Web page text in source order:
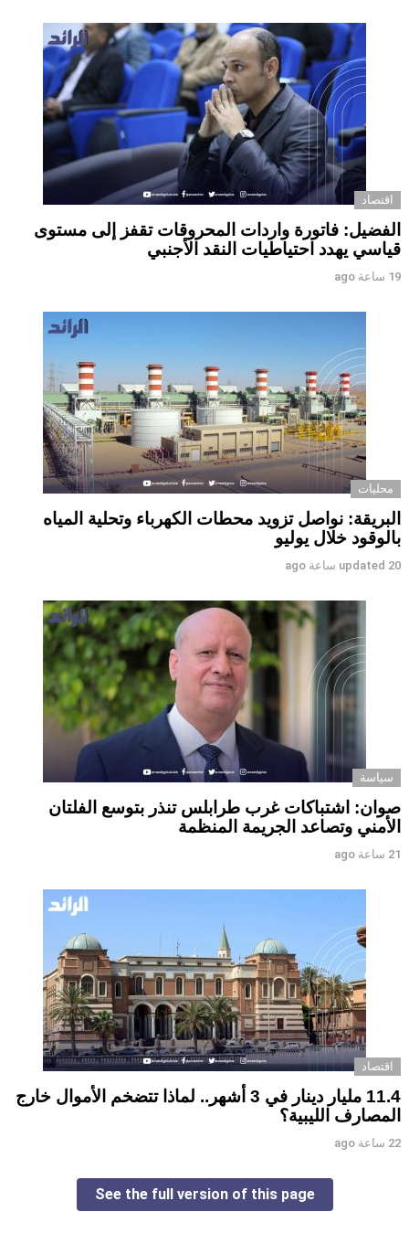
اقتصاد
الفضيل: فاتورة واردات المحروقات تقفز إلى مستوى
قياسي يهدد احتياطيات النقد الأجنبي
19 ساعة ago
محليات
البريقة: نواصل تزويد محطات الكهرباء وتحلية المياه
بالوقود خلال يوليو
updated 20 ساعة ago
سياسة
صوان: اشتباكات غرب طرابلس تنذر بتوسع الفلتان
الأمني وتصاعد الجريمة المنظمة
21 ساعة ago
اقتصاد
11.4 مليار دينار في 3 أشهر.. لماذا تتضخم الأموال خارج
المصارف الليبية؟
22 ساعة ago
See the full version of this page